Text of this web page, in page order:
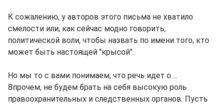
К сожалению, у авторов этого письма не хватило
смелости или, как сейчас модно говорить,
политической воли, чтобы назвать по имени того, кто
может быть настоящей "крысой".
Но мы то с вами понимаем, что речь идет о….
Впрочем, не будем брать на себя высокую роль
правоохранительных и следственных органов. Пусть